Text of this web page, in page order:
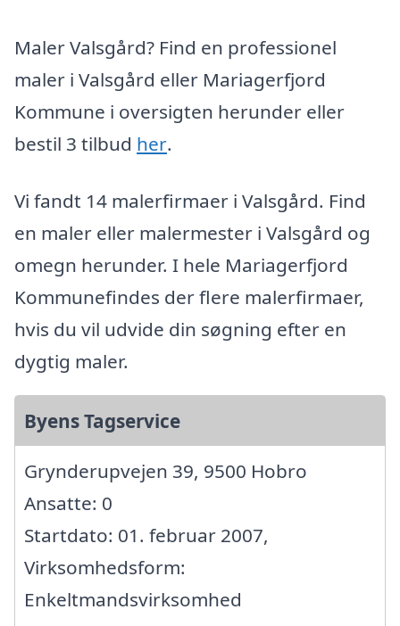
Maler Valsgård? Find en professionel
maler i Valsgård eller Mariagerfjord
Kommune i oversigten herunder eller
bestil 3 tilbud her.
Vi fandt 14 malerfirmaer i Valsgård. Find
en maler eller malermester i Valsgård og
omegn herunder. I hele Mariagerfjord
Kommunefindes der flere malerfirmaer,
hvis du vil udvide din søgning efter en
dygtig maler.
Byens Tagservice
Grynderupvejen 39, 9500 Hobro
Ansatte: 0
Startdato: 01. februar 2007,
Virksomhedsform:
Enkeltmandsvirksomhed